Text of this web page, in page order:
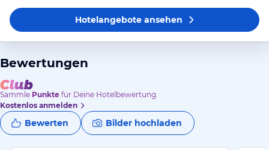
Hotelangeboteansehen
Bewertungen
Sammle Punkte für Deine Hotelbewertung.
Kostenlos anmelden
Bewerten Bilder hochladen